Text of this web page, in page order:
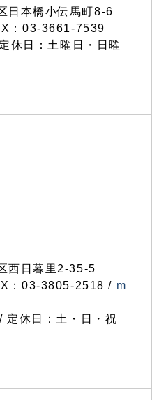
本橋小伝馬町8-6
：03-3661-7539
休日：土曜日・日曜
西日暮里2-35-5
：03-3805-2518 / m
休日：土・日・祝